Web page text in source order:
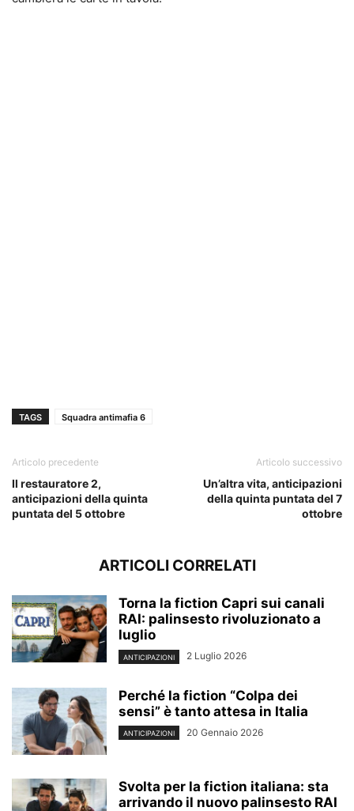
TAGS Squadra antimafia 6
Articolo precedente
Il restauratore 2,
anticipazioni della quinta
puntata del 5 ottobre
Articolo successivo
Un’altra vita, anticipazioni
della quinta puntata del 7
ottobre
ARTICOLI CORRELATI
Torna la fiction Capri sui canali
RAI: palinsesto rivoluzionato a
luglio
ANTICIPAZIONI 2 Luglio 2026
Perché la fiction “Colpa dei
sensi” è tanto attesa in Italia
ANTICIPAZIONI 20 Gennaio 2026
Svolta per la fiction italiana: sta
arrivando il nuovo palinsesto RAI